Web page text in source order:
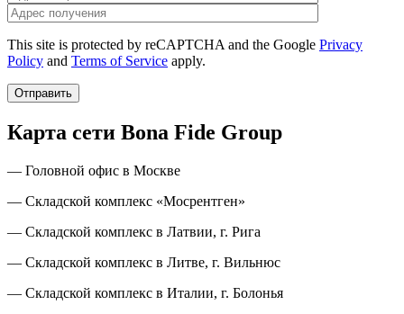
This site is protected by reCAPTCHA and the Google Privacy
Policy and Terms of Service apply.
Карта сети Bona Fide Group
— Головной офис в Москве
— Складской комплекс «Мосрентген»
— Складской комплекс в Латвии, г. Рига
— Складской комплекс в Литве, г. Вильнюс
— Складской комплекс в Италии, г. Болонья